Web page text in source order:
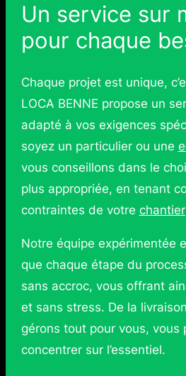
Un service sur
pour chaque
Chaque projet est unique,
LOCA BENNE propose un
adapté à vos exigences
soyez un particulier ou une
vous conseillons dans le
plus appropriée, en tenant
contraintes de votre chantier
Notre équipe expérimentée
que chaque étape du
sans accroc, vous offrant
et sans stress. De la
gérons tout pour vous, vous
concentrer sur l’essentiel.